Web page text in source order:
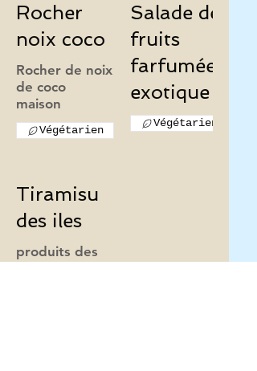
Rocher
noix coco
Rocher de noix
de coco
maison
Végétarien
Salade de
fruits
farfumées
exotique
Végétarien
Tiramisu
des iles
produits des